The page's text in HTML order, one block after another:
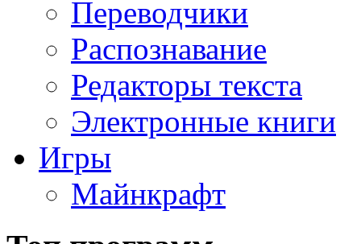
Переводчики
Распознавание
Редакторы текста
Электронные книги
Игры
Майнкрафт